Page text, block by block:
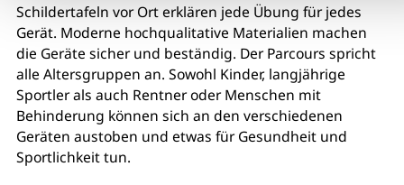
Schildertafeln vor Ort erklären jede Übung für jedes
Gerät. Moderne hochqualitative Materialien machen
die Geräte sicher und beständig. Der Parcours spricht
alle Altersgruppen an. Sowohl Kinder, langjährige
Sportler als auch Rentner oder Menschen mit
Behinderung können sich an den verschiedenen
Geräten austoben und etwas für Gesundheit und
Sportlichkeit tun.